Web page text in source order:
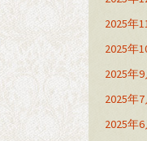
2025年
2025年
2025年9
2025年7
2025年6